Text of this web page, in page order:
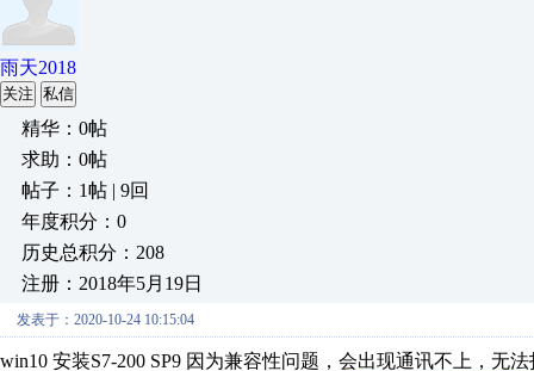
雨天2018
关注 私信
精华：0帖
求助：0帖
帖子：1帖 | 9回
年度积分：0
历史总积分：208
注册：2018年5月19日
发表于：2020-10-24 10:15:04
win10 安装S7-200 SP9 因为兼容性问题，会出现通讯不上，无